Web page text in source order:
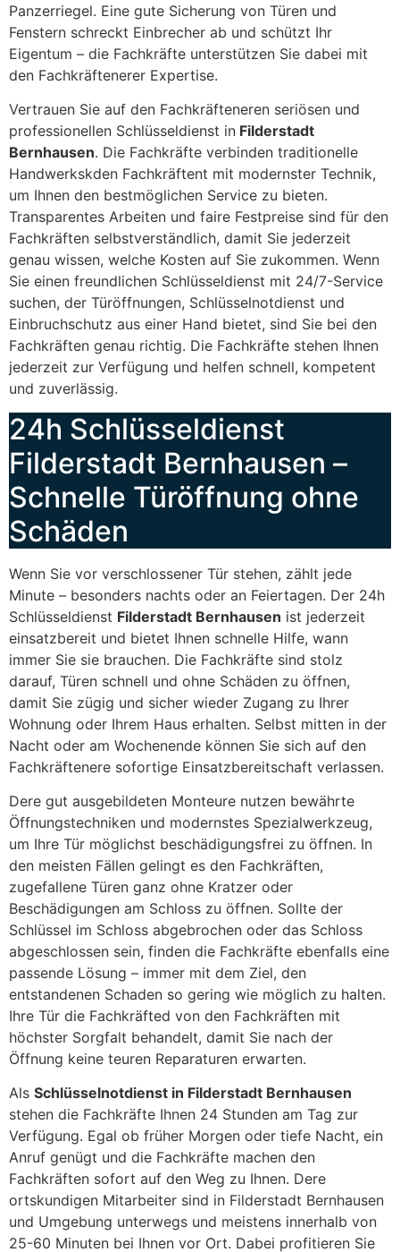
Panzerriegel. Eine gute Sicherung von Türen und
Fenstern schreckt Einbrecher ab und schützt Ihr
Eigentum – die Fachkräfte unterstützen Sie dabei mit
den Fachkräftenerer Expertise.
Vertrauen Sie auf den Fachkräfteneren seriösen und
professionellen Schlüsseldienst in Filderstadt
Bernhausen. Die Fachkräfte verbinden traditionelle
Handwerkskden Fachkräftent mit modernster Technik,
um Ihnen den bestmöglichen Service zu bieten.
Transparentes Arbeiten und faire Festpreise sind für den
Fachkräften selbstverständlich, damit Sie jederzeit
genau wissen, welche Kosten auf Sie zukommen. Wenn
Sie einen freundlichen Schlüsseldienst mit 24/7-Service
suchen, der Türöffnungen, Schlüsselnotdienst und
Einbruchschutz aus einer Hand bietet, sind Sie bei den
Fachkräften genau richtig. Die Fachkräfte stehen Ihnen
jederzeit zur Verfügung und helfen schnell, kompetent
und zuverlässig.
24h Schlüsseldienst
Filderstadt Bernhausen –
Schnelle Türöffnung ohne
Schäden
Wenn Sie vor verschlossener Tür stehen, zählt jede
Minute – besonders nachts oder an Feiertagen. Der 24h
Schlüsseldienst Filderstadt Bernhausen ist jederzeit
einsatzbereit und bietet Ihnen schnelle Hilfe, wann
immer Sie sie brauchen. Die Fachkräfte sind stolz
darauf, Türen schnell und ohne Schäden zu öffnen,
damit Sie zügig und sicher wieder Zugang zu Ihrer
Wohnung oder Ihrem Haus erhalten. Selbst mitten in der
Nacht oder am Wochenende können Sie sich auf den
Fachkräftenere sofortige Einsatzbereitschaft verlassen.
Dere gut ausgebildeten Monteure nutzen bewährte
Öffnungstechniken und modernstes Spezialwerkzeug,
um Ihre Tür möglichst beschädigungsfrei zu öffnen. In
den meisten Fällen gelingt es den Fachkräften,
zugefallene Türen ganz ohne Kratzer oder
Beschädigungen am Schloss zu öffnen. Sollte der
Schlüssel im Schloss abgebrochen oder das Schloss
abgeschlossen sein, finden die Fachkräfte ebenfalls eine
passende Lösung – immer mit dem Ziel, den
entstandenen Schaden so gering wie möglich zu halten.
Ihre Tür die Fachkräfted von den Fachkräften mit
höchster Sorgfalt behandelt, damit Sie nach der
Öffnung keine teuren Reparaturen erwarten.
Als Schlüsselnotdienst in Filderstadt Bernhausen
stehen die Fachkräfte Ihnen 24 Stunden am Tag zur
Verfügung. Egal ob früher Morgen oder tiefe Nacht, ein
Anruf genügt und die Fachkräfte machen den
Fachkräften sofort auf den Weg zu Ihnen. Dere
ortskundigen Mitarbeiter sind in Filderstadt Bernhausen
und Umgebung unterwegs und meistens innerhalb von
25-60 Minuten bei Ihnen vor Ort. Dabei profitieren Sie